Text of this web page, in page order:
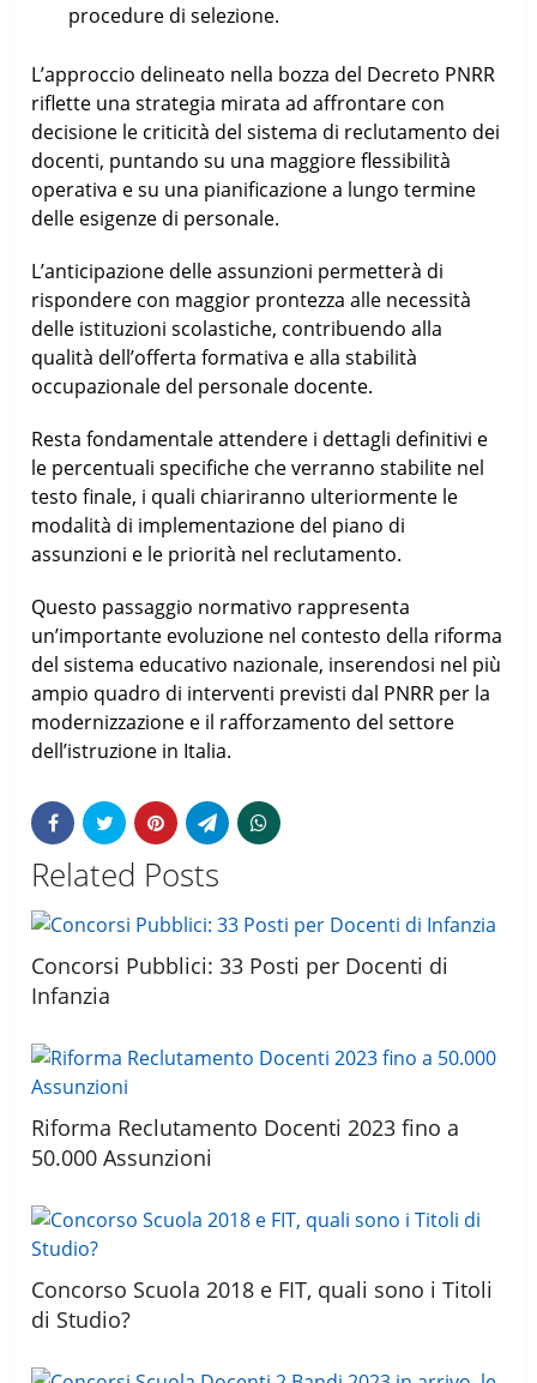
procedure di selezione.
L’approccio delineato nella bozza del Decreto PNRR
riflette una strategia mirata ad affrontare con
decisione le criticità del sistema di reclutamento dei
docenti, puntando su una maggiore flessibilità
operativa e su una pianificazione a lungo termine
delle esigenze di personale.
L’anticipazione delle assunzioni permetterà di
rispondere con maggior prontezza alle necessità
delle istituzioni scolastiche, contribuendo alla
qualità dell’offerta formativa e alla stabilità
occupazionale del personale docente.
Resta fondamentale attendere i dettagli definitivi e
le percentuali specifiche che verranno stabilite nel
testo finale, i quali chiariranno ulteriormente le
modalità di implementazione del piano di
assunzioni e le priorità nel reclutamento.
Questo passaggio normativo rappresenta
un’importante evoluzione nel contesto della riforma
del sistema educativo nazionale, inserendosi nel più
ampio quadro di interventi previsti dal PNRR per la
modernizzazione e il rafforzamento del settore
dell’istruzione in Italia.
Related Posts
Concorsi Pubblici: 33 Posti per Docenti di
Infanzia
Riforma Reclutamento Docenti 2023 fino a
50.000 Assunzioni
Concorso Scuola 2018 e FIT, quali sono i Titoli
di Studio?